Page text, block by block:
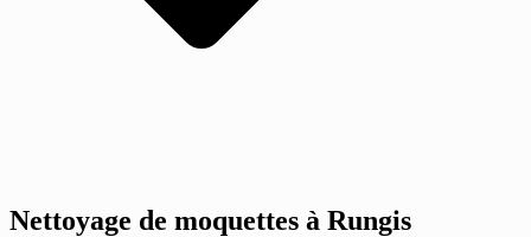
Nettoyage de moquettes à Rungis